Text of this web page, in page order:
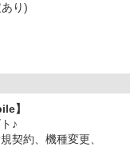
り)
】
♪
契約、機種変更、